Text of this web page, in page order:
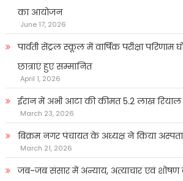
का आयोजन
June 17, 2026
पार्वती सेंट्रल स्कूल में वार्षिक परीक्षा परिणाम
छात्राएं हुए सम्मानित
April 1, 2026
ईरान में अभी आटा की कीमत 5.2 लाख रियाल
March 23, 2026
बिक्रम नगर पंचायत के अध्यक्ष ने किया
March 21, 2026
जब-जब संसार में अन्याय, अत्याचार एवं शोषण